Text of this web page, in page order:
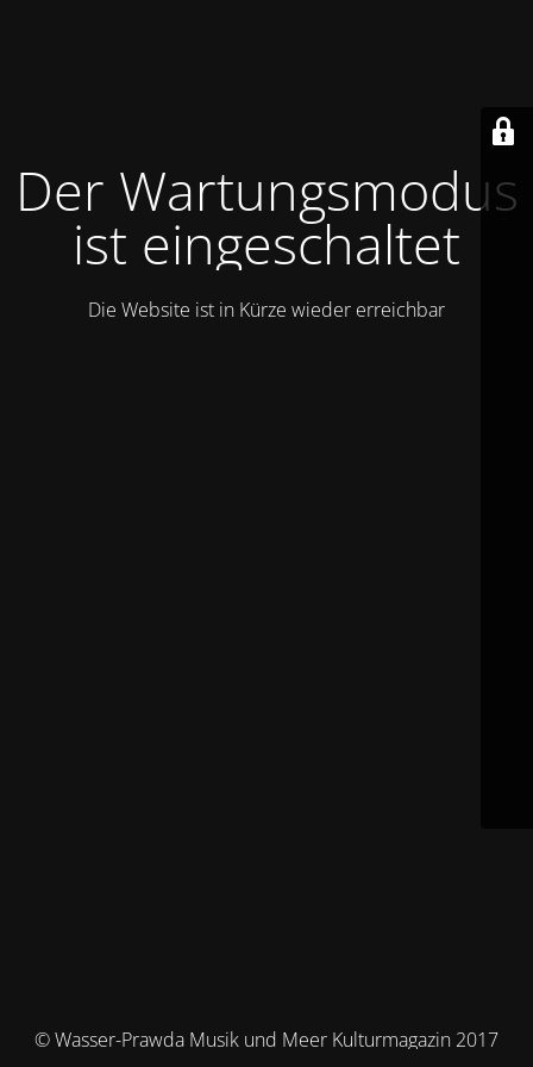
Der Wartungsmodus
ist eingeschaltet
Die Website ist in Kürze wieder erreichbar
© Wasser-Prawda Musik und Meer Kulturmagazin 2017